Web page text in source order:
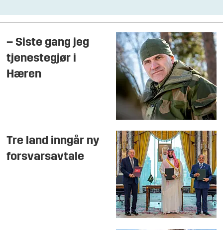
– Siste gang jeg
tjenestegjør i
Hæren
Tre land inngår ny
forsvarsavtale